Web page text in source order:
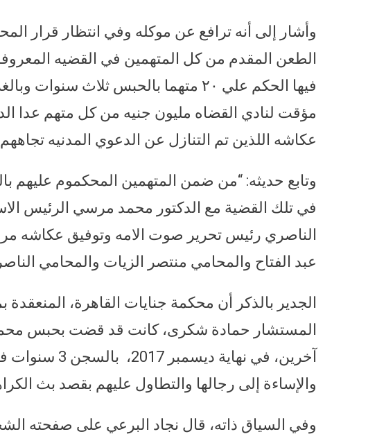
وأشار إلى أنه ترافع عن موكله وفي انتظار قرار
الطعن المقدم من كل المتهمين في القضيه المعروفة
مؤقت لنادي القضاه مليون جنيه من كل متهم عدا
عكاشه اللذين تم التنازل عن الدعوي المدنيه
وتابع حديثه: “من ضمن المتهمين المحكموم عليهم
في تلك القضية مع الدكتور محمد مرسي الرئيس
الناصري رئيس تحرير صوت الامه وتوفيق عكاشه
عبد الفتاح والمحامي منتصر الزيات والمحامي
الجدير بالذكر أن محكمة جنايات القاهرة،
آخرين، في
والإساءة إلى رجالها والتطاول عليهم بقصد بث
وفي السياق ذاته، قال نجاد البرعي على صفحته